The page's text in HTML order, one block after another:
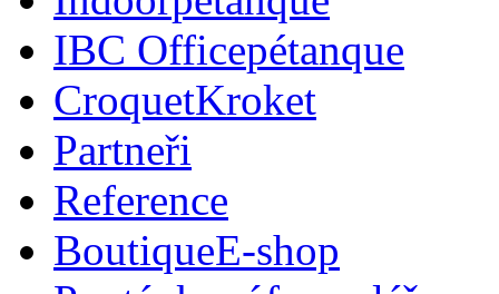
IBC Officepétanque
CroquetKroket
Partneři
Reference
BoutiqueE-shop